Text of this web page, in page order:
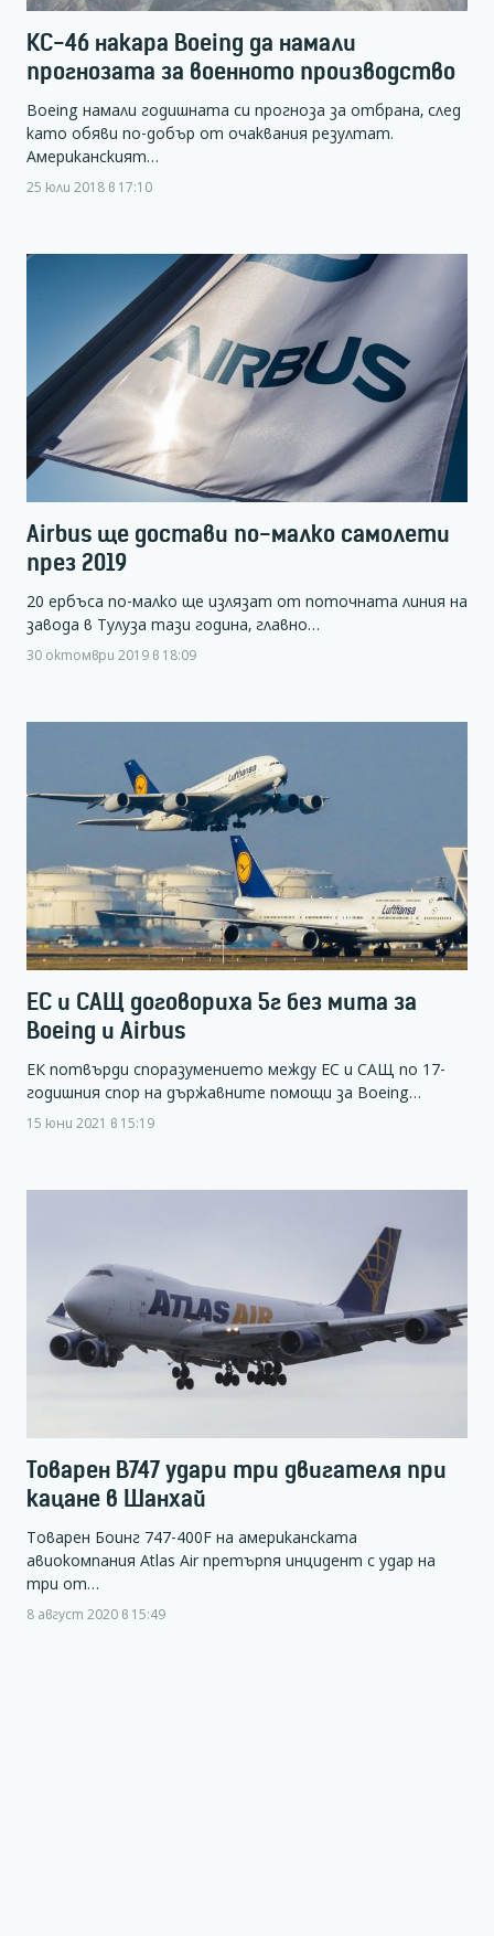
KC-46 накара Boeing да намали
прогнозата за военното производство
Boeing намали годишната си прогноза за отбрана, след
като обяви по-добър от очаквания резултат.
Американският…
25 юли 2018 в 17:10
Airbus ще достави по-малко самолети
през 2019
20 ербъса по-малко ще излязат от поточната линия на
завода в Тулуза тази година, главно…
30 октомври 2019 в 18:09
ЕС и САЩ договориха 5г без мита за
Boeing и Airbus
ЕК потвърди споразумението между ЕС и САЩ по 17-
годишния спор на държавните помощи за Boeing…
15 юни 2021 в 15:19
Товарен B747 удари три двигателя при
кацане в Шанхай
Товарен Боинг 747-400F на американската
авиокомпания Atlas Air претърпя инцидент с удар на
три от…
8 август 2020 в 15:49